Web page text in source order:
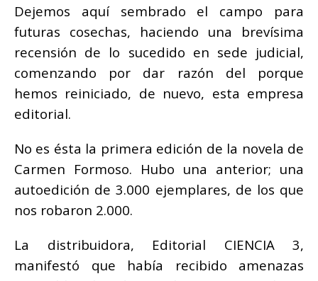
Dejemos aquí sembrado el campo para
futuras cosechas, haciendo una brevísima
recensión de lo sucedido en sede judicial,
comenzando por dar razón del porque
hemos reiniciado, de nuevo, esta empresa
editorial.
No es ésta la primera edición de la novela de
Carmen Formoso. Hubo una anterior; una
autoedición de 3.000 ejemplares, de los que
nos robaron 2.000.
La distribuidora, Editorial CIENCIA 3,
manifestó que había recibido amenazas